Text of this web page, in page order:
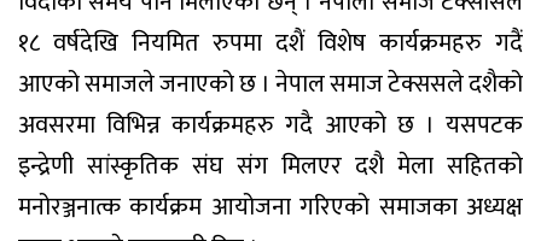
१८ वर्षदेखि नियमित रुपमा दशैं विशेष कार्यक्रमहरु गदैं
आएको समाजले जनाएको छ । नेपाल समाज टेक्ससले दशैको
अवसरमा विभिन्न कार्यक्रमहरु गदै आएको छ । यसपटक
इन्द्रेणी सांस्कृतिक संघ संग मिलएर दशै मेला सहितको
मनोरञ्जनात्क कार्यक्रम आयोजना गरिएको समाजका अध्यक्ष